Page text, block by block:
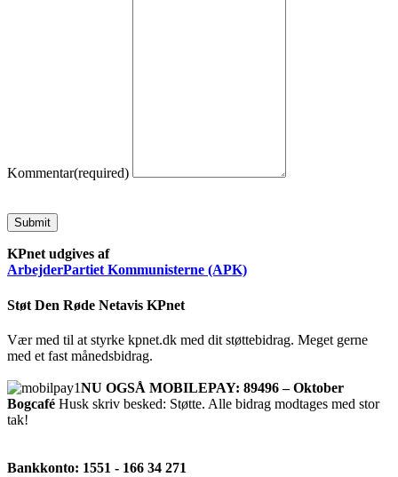
Kommentar(required)
Submit
KPnet udgives af
ArbejderPartiet Kommunisterne (APK)
Støt Den Røde Netavis KPnet
Vær med til at styrke kpnet.dk med dit støttebidrag. Meget gerne
med et fast månedsbidrag.
NU OGSÅ MOBILEPAY: 89496 – Oktober
Bogcafé Husk skriv besked: Støtte. Alle bidrag modtages med stor
tak!
Bankkonto: 1551 - 166 34 271